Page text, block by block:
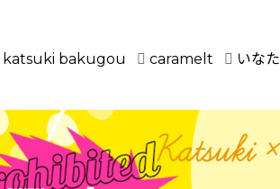
katsuki bakugou caramelt いなた